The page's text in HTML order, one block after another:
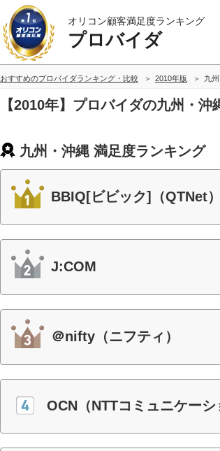
オリコン顧客満足度ランキング
プロバイダ
おすすめのプロバイダランキング・比較 2010年版 九
【2010年】プロバイダの九州・
九州・沖縄 満足度ランキング
BBIQ[ビビック]（QTNet）
J:COM
＠nifty（ニフティ）
OCN（NTTコミュニケーシ